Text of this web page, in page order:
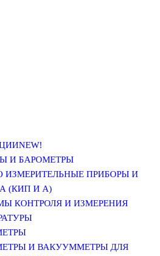
NEW!
И БАРОМЕТРЫ
ИЗМЕРИТЕЛЬНЫЕ ПРИБОРЫ И
(КИП И А)
КОНТРОЛЯ И ИЗМЕРЕНИЯ
И ВАКУУММЕТРЫ ДЛЯ